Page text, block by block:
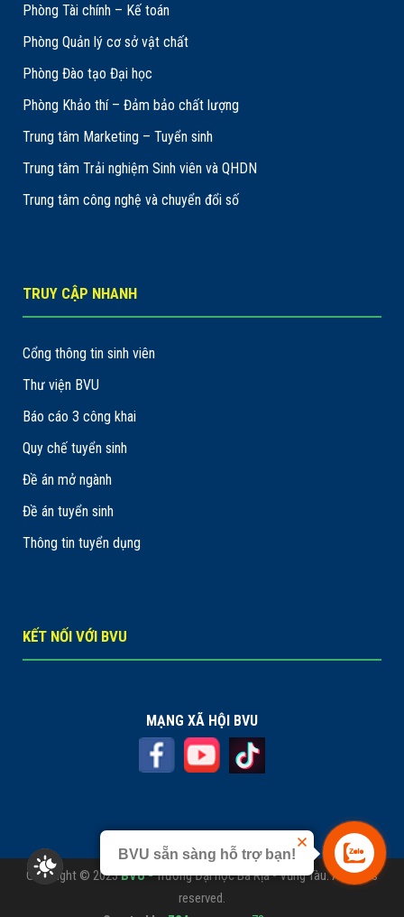
Phòng Tài chính – Kế toán
Phòng Quản lý cơ sở vật chất
Phòng Đào tạo Đại học
Phòng Khảo thí – Đảm bảo chất lượng
Trung tâm Marketing – Tuyển sinh
Trung tâm Trải nghiệm Sinh viên và QHDN
Trung tâm công nghệ và chuyển đổi số
TRUY CẬP NHANH
Cổng thông tin sinh viên
Thư viện BVU
Báo cáo 3 công khai
Quy chế tuyển sinh
Đề án mở ngành
Đề án tuyển sinh
Thông tin tuyển dụng
KẾT NỐI VỚI BVU
MẠNG XÃ HỘI BVU
Copyright © 2023BVU -Trường Đại học Bà Rịa - Vũng Tàu. All rights
reserved.
BVU sẵn sàng hỗ trợ bạn!